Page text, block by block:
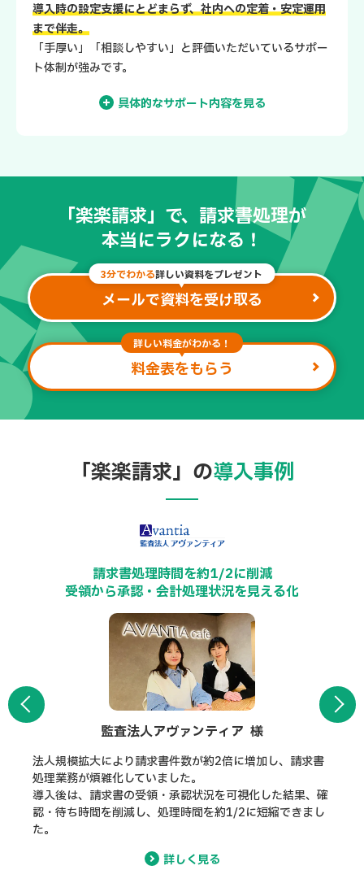
導入時の設定支援にとどまらず、社内への定着・安定運用
まで伴走。
「手厚い」「相談しやすい」と評価いただいているサポー
ト体制が強みです。
トもご用意。
具体的なサポート内容を見る
「楽楽請求」で、請求書処理が
本当にラクになる！
3分でわかる詳しい資料をプレゼント
メールで資料を受け取る
詳しい料金がわかる！
料金表をもらう
「楽楽請求」の導入事例
月150件超の請求書処理を、
手入力ゼロで効率化
属人化を解消し、現行業務を変えずに導入
宮崎株式会社 様
3拠点から届く月150件超の紙請求書を、1人で処理してい
たことで業務が逼迫していました。
導入後は手入力がほぼ不要となり、月あたり約8時間の作
業時間削減を実現しました。